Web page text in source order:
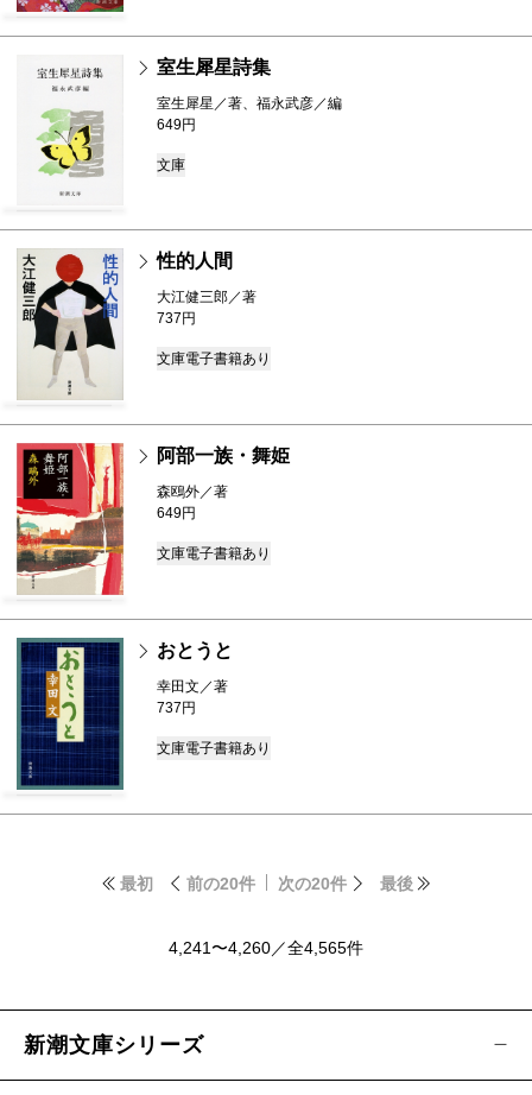
室生犀星詩集
室生犀星／著、福永武彦／編
649円
文庫
性的人間
大江健三郎／著
737円
文庫電子書籍あり
阿部一族・舞姫
森鴎外／著
649円
文庫電子書籍あり
おとうと
幸田文／著
737円
文庫電子書籍あり
最初 前の20件 次の20件 最後
4,241〜4,260／全4,565件
新潮文庫シリーズ